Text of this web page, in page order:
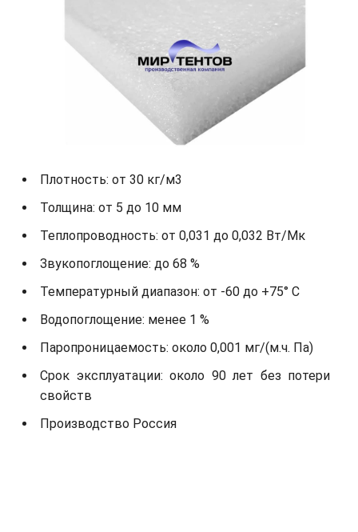
Плотность: от 30 кг/м3
Толщина: от 5 до 10 мм
Теплопроводность: от 0,031 до 0,032 Вт/Мк
Звукопоглощение: до 68 %
Температурный диапазон: от -60 до +75° С
Водопоглощение: менее 1 %
Паропроницаемость: около 0,001 мг/(м.ч. Па)
Срок эксплуатации: около 90 лет без потери
свойств
Производство Россия